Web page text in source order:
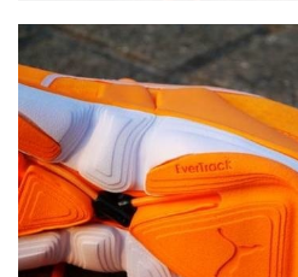
用
户
精
选
运
动
集